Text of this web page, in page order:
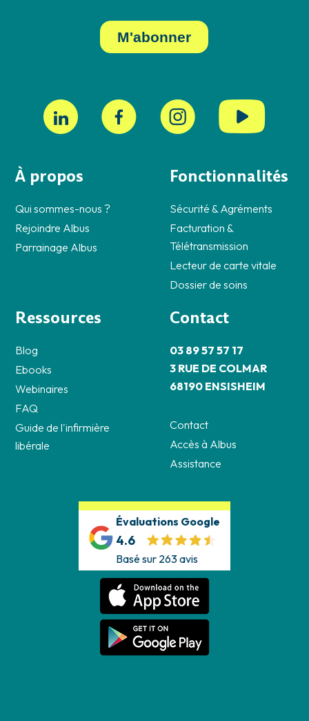
À propos
Qui sommes-nous ?
Rejoindre Albus
Parrainage Albus
Fonctionnalités
Sécurité & Agréments
Facturation &
Télétransmission
Lecteur de carte vitale
Dossier de soins
Ressources
Blog
Ebooks
Webinaires
FAQ
Guide de l'infirmière
libérale
Contact
03 89 57 57 17
3 RUE DE COLMAR
68190 ENSISHEIM
Contact
Accès à Albus
Assistance
Évaluations Google
4.6
Basé sur 263 avis